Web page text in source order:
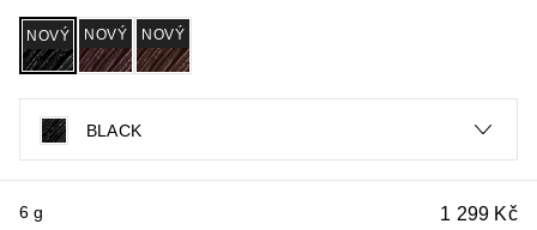
NOVÝ NOVÝ NOVÝ
BLACK
1 299 Kč
6 g